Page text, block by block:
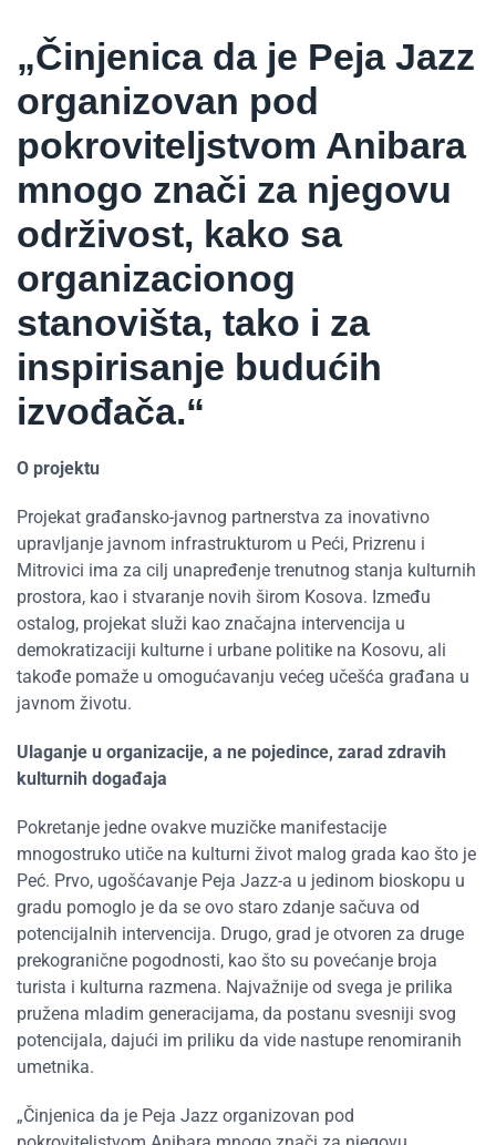
„Činjenica da je Peja Jazz
organizovan pod
pokroviteljstvom Anibara
mnogo znači za njegovu
održivost, kako sa
organizacionog
stanovišta, tako i za
inspirisanje budućih
izvođača.“
O projektu
Projekat građansko-javnog partnerstva za inovativno
upravljanje javnom infrastrukturom u Peći, Prizrenu i
Mitrovici ima za cilj unapređenje trenutnog stanja kulturnih
prostora, kao i stvaranje novih širom Kosova. Između
ostalog, projekat služi kao značajna intervencija u
demokratizaciji kulturne i urbane politike na Kosovu, ali
takođe pomaže u omogućavanju većeg učešća građana u
javnom životu.
Ulaganje u organizacije, a ne pojedince, zarad zdravih
kulturnih događaja
Pokretanje jedne ovakve muzičke manifestacije
mnogostruko utiče na kulturni život malog grada kao što je
Peć. Prvo, ugošćavanje Peja Jazz-a u jedinom bioskopu u
gradu pomoglo je da se ovo staro zdanje sačuva od
potencijalnih intervencija. Drugo, grad je otvoren za druge
prekogranične pogodnosti, kao što su povećanje broja
turista i kulturna razmena. Najvažnije od svega je prilika
pružena mladim generacijama, da postanu svesniji svog
potencijala, dajući im priliku da vide nastupe renomiranih
umetnika.
„Činjenica da je Peja Jazz organizovan pod